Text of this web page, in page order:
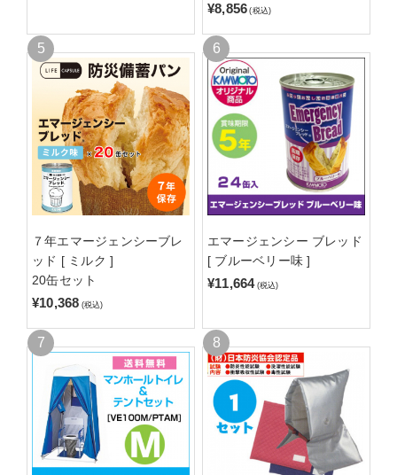
¥8,856 (税込)
７年エマージェンシーブレ
ッド [ ミルク ]
20缶セット
¥10,368 (税込)
エマージェンシー ブレッド
[ ブルーベリー味 ]
¥11,664 (税込)